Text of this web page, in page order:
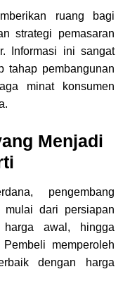
ruang bagi
strategi pemasaran
Informasi ini sangat
tahap pembangunan
minat konsumen
Menjadi
pengembang
mulai dari persiapan
harga awal, hingga
memperoleh
dengan harga